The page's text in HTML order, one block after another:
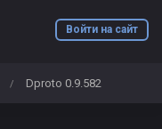
Войти на сайт
/ Dproto 0.9.582